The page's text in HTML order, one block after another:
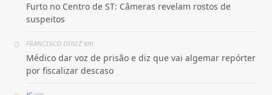
Furto no Centro de ST: Câmeras revelam rostos de
suspeitos
FRANCISCO DINIZem
Médico dar voz de prisão e diz que vai algemar repórter
por fiscalizar descaso